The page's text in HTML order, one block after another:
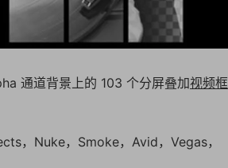
通道背景上的 103 个分屏叠加视频框
，Nuke，Smoke，Avid，Vegas，